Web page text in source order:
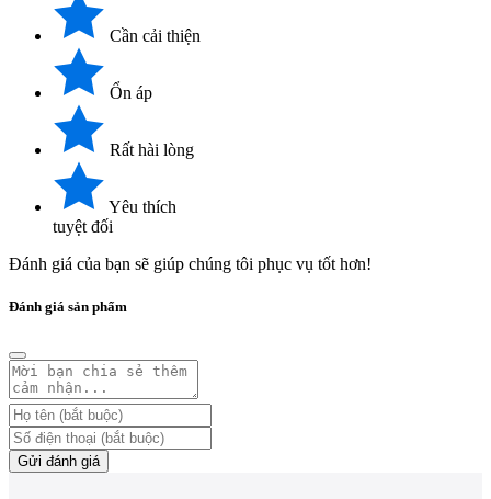
Cần cải thiện
Ổn áp
Rất hài lòng
Yêu thích
tuyệt đối
Đánh giá của bạn sẽ giúp chúng tôi phục vụ tốt hơn!
Đánh giá sản phẩm
Gửi đánh giá